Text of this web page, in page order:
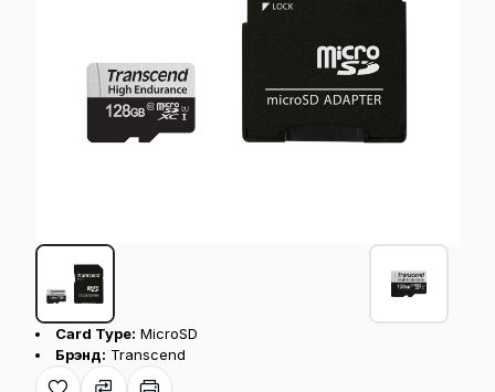
Бүтээгдэхүүний үндсэн үзүүлэлт
Card Type: MicroSD
Брэнд: Transcend